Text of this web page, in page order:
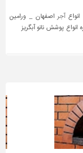
انواعآجر اصفهان _ ورامین
انواع پوشش نانو آبگریز